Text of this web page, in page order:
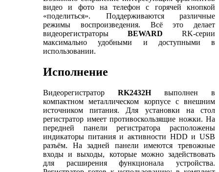
видео и фото на телефон с горячей кнопкой
«поделиться». Поддерживаются различные
режимы воспроизведения. Всё это делает
видеорегистраторы BEWARD RK-серии
максимально удобными и доступными в
использовании.
Исполнение
Видеорегистратор RK2432Hвыполнен в
компактном металлическом корпусе с внешним
источником питания. Для установки на стол
регистратор имеет противоскользящие ножки. На
передней панели регистратора расположены
индикаторы питания и активности HDD и USB
разъём. На задней панели имеются тревожные
входы и выходы, которые можно задействовать
для расширения функционала устройства.